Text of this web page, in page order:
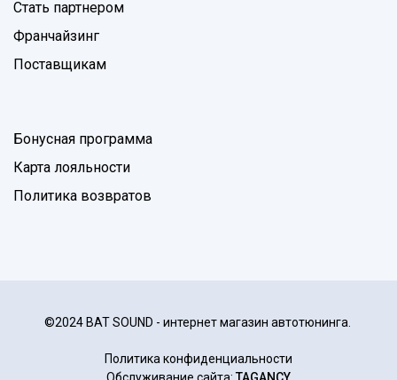
Стать партнером
Франчайзинг
Поставщикам
Бонусная программа
Карта лояльности
Политика возвратов
©2024 BAT SOUND - интернет магазин автотюнинга.
Политика конфиденциальности
Обслуживание сайта: TAGANCY